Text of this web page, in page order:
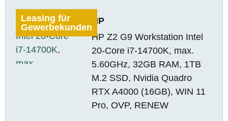
Leasing für
Gewerbekunden
HP
HP Z2 G9 Workstation Intel
20-Core i7-14700K, max.
5.60GHz, 32GB RAM, 1TB
M.2 SSD, Nvidia Quadro
RTX A4000 (16GB), WIN 11
Pro, OVP, RENEW